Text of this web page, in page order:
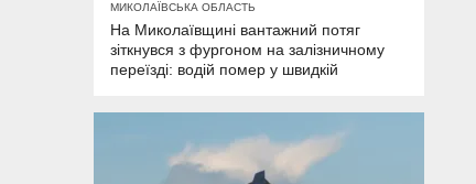
МИКОЛАЇВСЬКА ОБЛАСТЬ
На Миколаївщині вантажний потяг
зіткнувся з фургоном на залізничному
переїзді: водій помер у швидкій